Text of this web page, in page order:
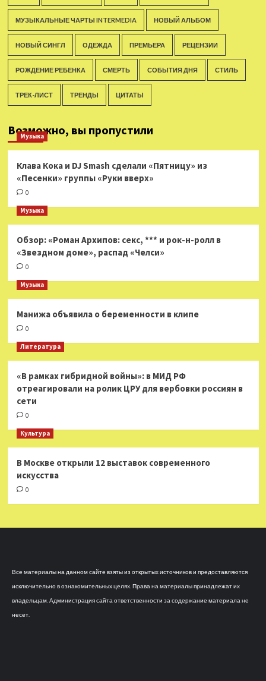
МУЗЫКАЛЬНЫЕ ЧАРТЫ INTERMEDIA НОВЫЙ АЛЬБОМ
НОВЫЙ СИНГЛ ОДЕЖДА ПРЕМЬЕРА РЕЦЕНЗИИ
РОЖДЕНИЕ РЕБЕНКА СМЕРТЬ СОБЫТИЯ ДНЯ СТИЛЬ
ТРЕК-ЛИСТ ТРЕНДЫ ЦИТАТЫ
Возможно, вы пропустили
Музыка
Клава Кока и DJ Smash сделали «Пятницу» из
«Песенки» группы «Руки вверх»
0
Музыка
Обзор: «Роман Архипов: секс, *** и рок-н-ролл в
«Звездном доме», распад «Челси»
0
Музыка
Манижа объявила о беременности в клипе
0
Литература
«В рамках гибридной войны»: в МИД РФ
отреагировали на ролик ЦРУ для вербовки россиян в
сети
0
Культура
В Москве открыли 12 выставок современного
искусства
0
Все материалы на данном сайте взяты из открытых источников и предоставляются
исключительно в ознакомительных целях. Права на материалы принадлежат их
владельцам. Администрация сайта ответственности за содержание материала не
несет.